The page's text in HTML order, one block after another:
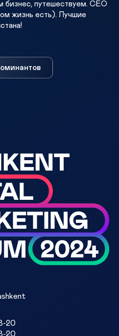
бизнес, путешествуем. CEO
жизнь есть). Лучшие
20
20